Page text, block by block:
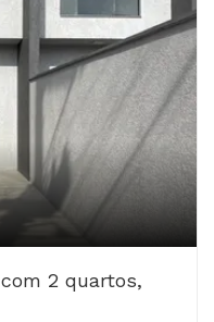
2 quartos,